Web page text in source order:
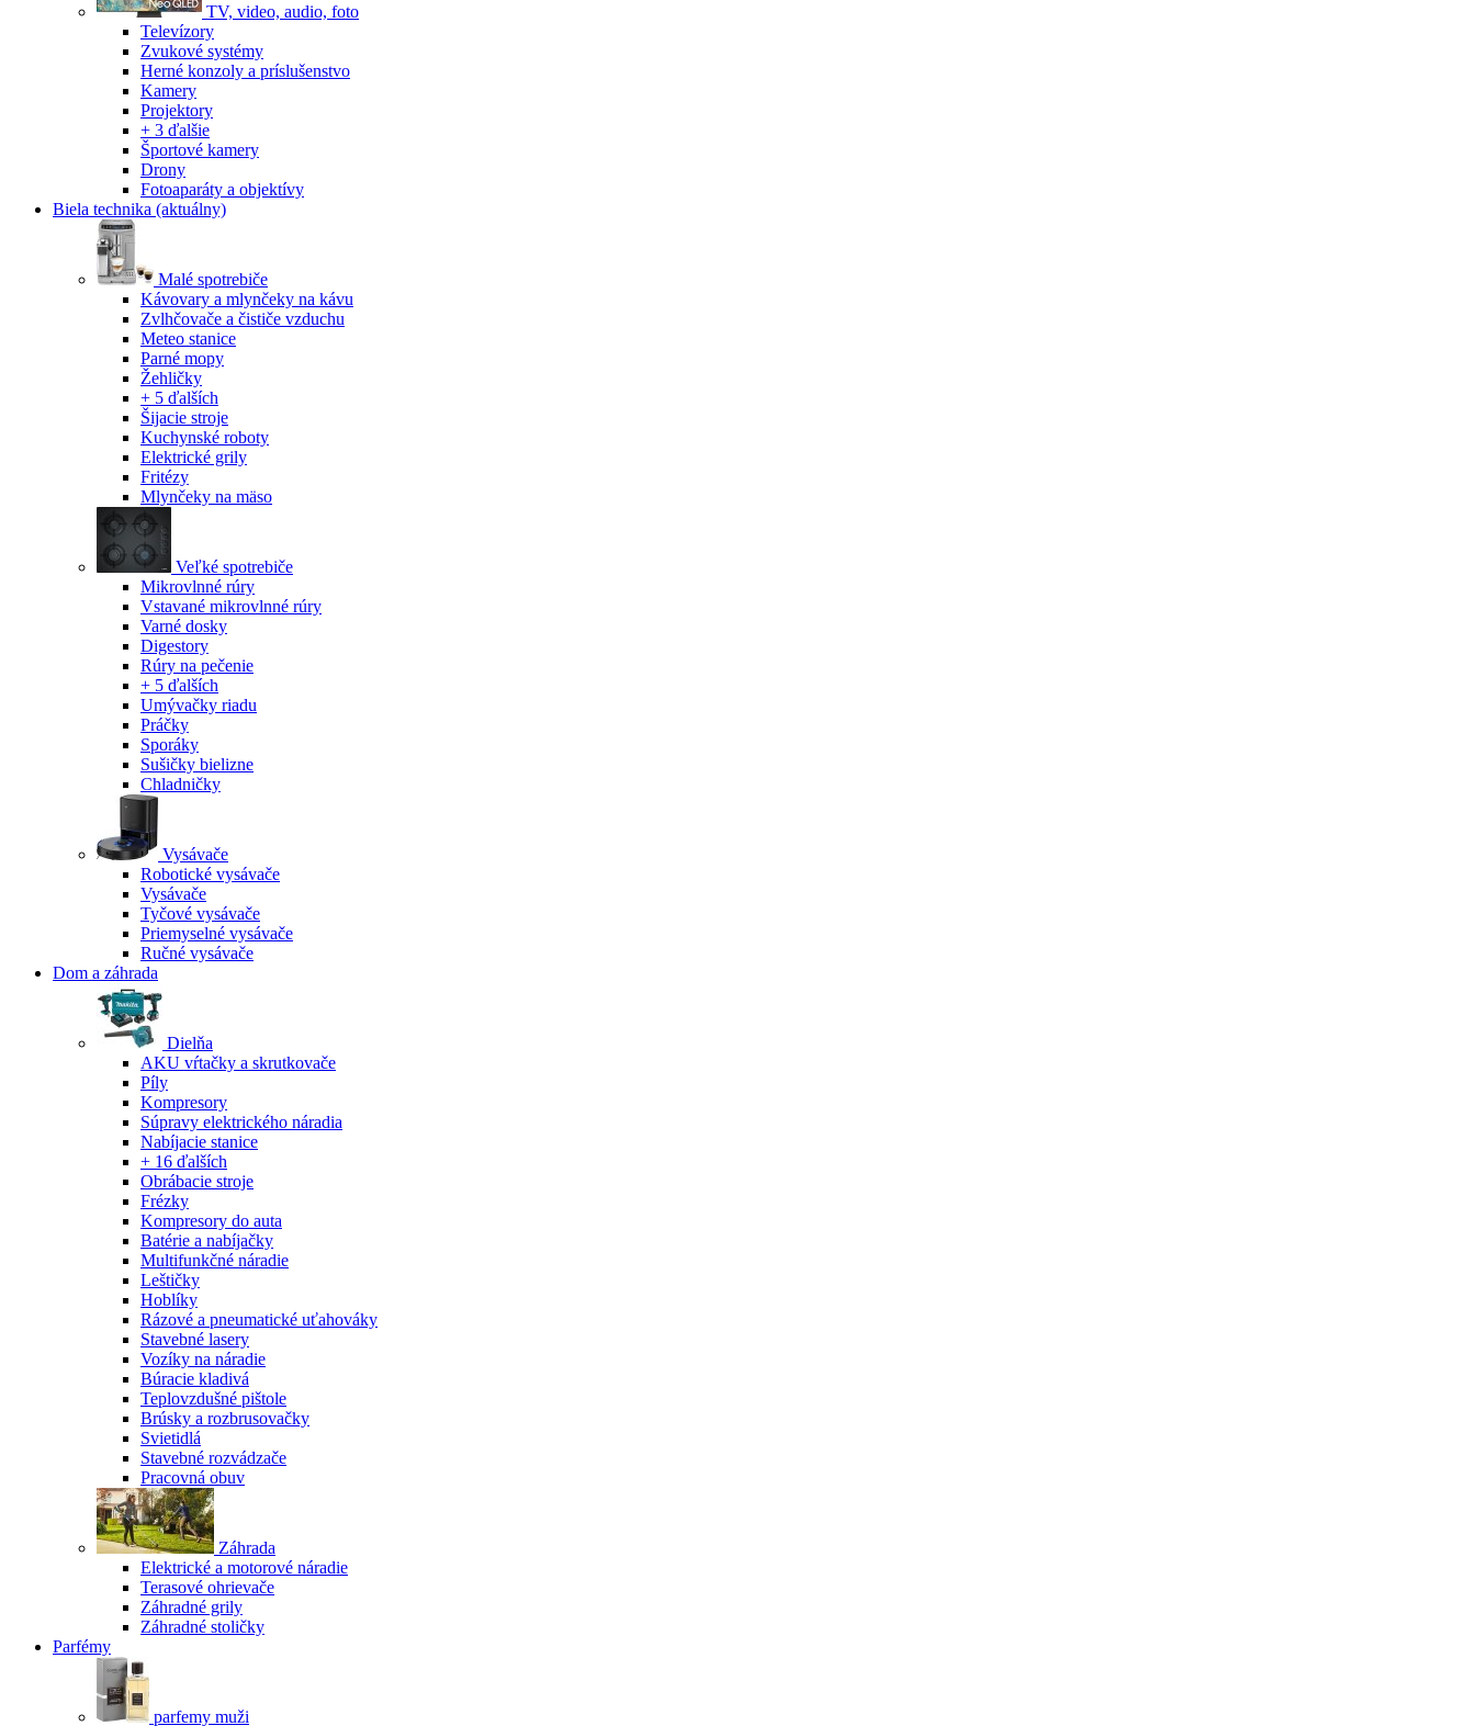
TV, video, audio, foto
Televízory
Zvukové systémy
Herné konzoly a príslušenstvo
Kamery
Projektory
+ 3 ďalšie
Športové kamery
Drony
Fotoaparáty a objektívy
Biela technika (aktuálny)
Malé spotrebiče
Kávovary a mlynčeky na kávu
Zvlhčovače a čističe vzduchu
Meteo stanice
Parné mopy
Žehličky
+ 5 ďalších
Šijacie stroje
Kuchynské roboty
Elektrické grily
Fritézy
Mlynčeky na mäso
Veľké spotrebiče
Mikrovlnné rúry
Vstavané mikrovlnné rúry
Varné dosky
Digestory
Rúry na pečenie
+ 5 ďalších
Umývačky riadu
Práčky
Sporáky
Sušičky bielizne
Chladničky
Vysávače
Robotické vysávače
Vysávače
Tyčové vysávače
Priemyselné vysávače
Ručné vysávače
Dom a záhrada
Dielňa
AKU vŕtačky a skrutkovače
Píly
Kompresory
Súpravy elektrického náradia
Nabíjacie stanice
+ 16 ďalších
Obrábacie stroje
Frézky
Kompresory do auta
Batérie a nabíjačky
Multifunkčné náradie
Leštičky
Hoblíky
Rázové a pneumatické uťahováky
Stavebné lasery
Vozíky na náradie
Búracie kladivá
Teplovzdušné pištole
Brúsky a rozbrusovačky
Svietidlá
Stavebné rozvádzače
Pracovná obuv
Záhrada
Elektrické a motorové náradie
Terasové ohrievače
Záhradné grily
Záhradné stoličky
Parfémy
parfemy muži